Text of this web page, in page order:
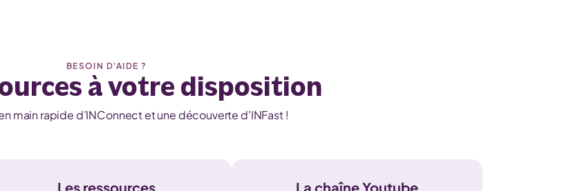
BESOIN D'AIDE ?
à votre disposition
main rapide d’INConnect et une découverte d'INFast !
Les ressources La chaîne Youtube